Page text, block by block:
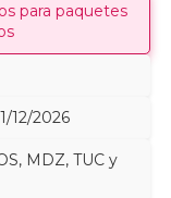
para paquetes
12/2026
MDZ, TUC y